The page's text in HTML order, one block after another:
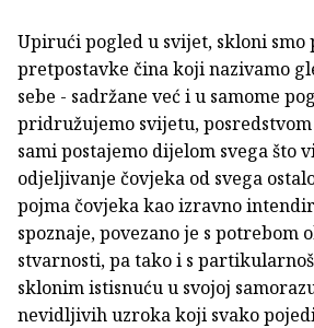
Upirući pogled u svijet, skloni
pretpostavke čina koji nazivamo
sebe - sadržane već i u samome
pridružujemo svijetu,
sami postajemo dijelom svega što
odjeljivanje čovjeka od svega
pojma čovjeka kao izravno
spoznaje, povezano je s potrebom
stvarnosti, pa tako i s
sklonim istisnuću u svojoj
nevidljivih uzroka koji svako